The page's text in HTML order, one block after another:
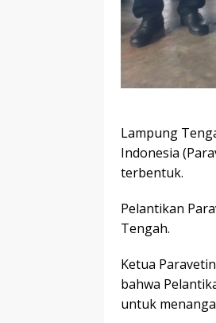
Lampung
Indonesia
terbentuk.
Pelantikan
Tengah.
Ketua
bahwa
untuk